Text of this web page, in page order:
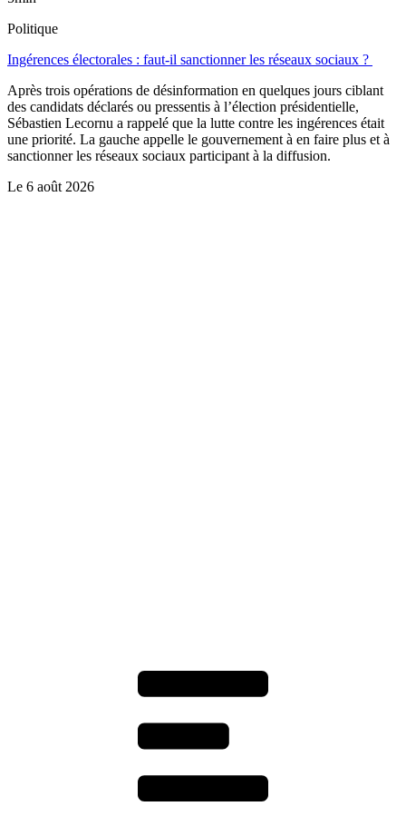
Politique
Ingérences électorales : faut-il sanctionner les réseaux sociaux ?
Après trois opérations de désinformation en quelques jours ciblant
des candidats déclarés ou pressentis à l’élection présidentielle,
Sébastien Lecornu a rappelé que la lutte contre les ingérences était
une priorité. La gauche appelle le gouvernement à en faire plus et à
sanctionner les réseaux sociaux participant à la diffusion.
Le 6 août 2026